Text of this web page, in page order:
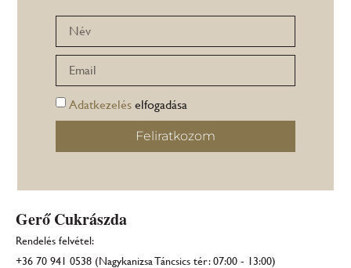
Adatkezeléselfogadása
Feliratkozom
Gerő Cukrászda
Rendelés felvétel:
+36 70 941 0538 (Nagykanizsa Táncsics tér: 07:00 - 13:00)